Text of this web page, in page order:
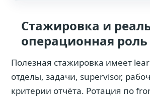
Стажировка и
операционная роль
Полезная стажировка имеет
отделы, задачи, supervisor,
критерии отчёта. Ротация по